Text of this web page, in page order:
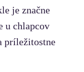
je značne
u chlapcov
príležitostne